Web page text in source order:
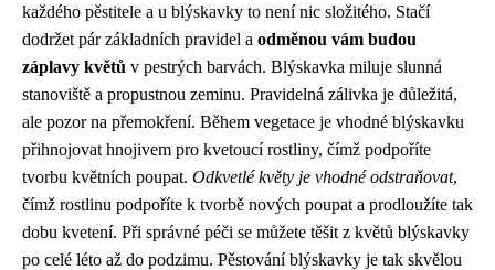
každého pěstitele a u blýskavky to není nic složitého. Stačí
dodržet pár základních pravidel a odměnou vám budou
záplavy květů v pestrých barvách. Blýskavka miluje slunná
stanoviště a propustnou zeminu. Pravidelná zálivka je důležitá,
ale pozor na přemokření. Během vegetace je vhodné blýskavku
přihnojovat hnojivem pro kvetoucí rostliny, čímž podpoříte
tvorbu květních poupat. Odkvetlé květy je vhodné odstraňovat,
čímž rostlinu podpoříte k tvorbě nových poupat a prodloužíte tak
dobu kvetení. Při správné péči se můžete těšit z květů blýskavky
po celé léto až do podzimu. Pěstování blýskavky je tak skvělou